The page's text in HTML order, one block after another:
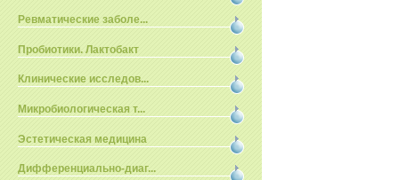
Ревматические заболе...
Пробиотики. Лактобакт
Клинические исследов...
Микробиологическая т...
Эстетическая медицина
Дифференциально-диаг...